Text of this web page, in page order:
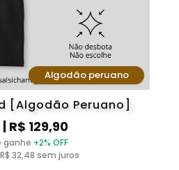
Algodão peruano
[Algodão Peruano]
| R$ 129,90
ganhe +2% OFF
32,48 sem juros